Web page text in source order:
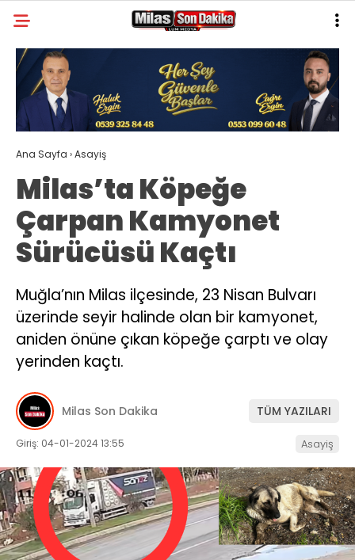
WhatsApp
İhbar Hattı
31.4
GALERİ YAZARLAR
MILAS
MUĞLA’DAN
ASAYIŞ
GÜNDEM
EKONOMI
SPOR
VEFAT
GENEL
KÜNYE
Ana Sayfa ›Asayiş
Milas’ta Köpeğe
Çarpan Kamyonet
Sürücüsü Kaçtı
Muğla’nın Milas ilçesinde, 23 Nisan Bulvarı
üzerinde seyir halinde olan bir kamyonet,
aniden önüne çıkan köpeğe çarptı ve olay
yerinden kaçtı.
Milas Son Dakika TÜM YAZILARI
Giriş: 04-01-2024 13:55 Asayiş